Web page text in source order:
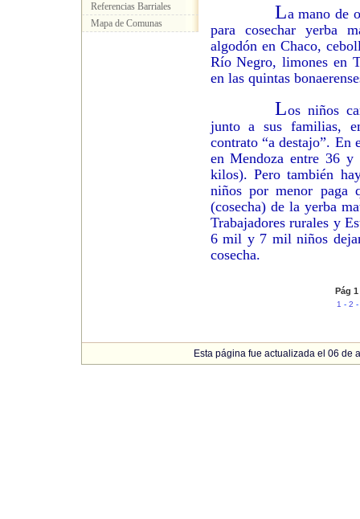
Referencias Barriales
Mapa de Comunas
La mano de
para cosechar yerba
algodón en Chaco,
Río Negro, limones en
en las quintas
Los niños
junto a sus familias,
contrato “a destajo”. En
en Mendoza entre 36
kilos). Pero también
niños por menor paga
(cosecha) de la yerba
Trabajadores rurales y
6 mil y 7 mil niños
cosecha.
Pág 1
1 - 2 -
Esta página fue actualizada el 06 de